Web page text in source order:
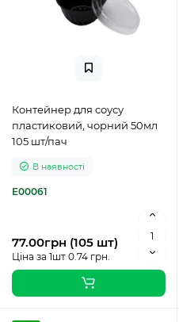
Контейнер для соусу
пластиковий, чорний 50мл
105 шт/пач
В наявності
E00061
77.00грн (105 шт)
Ціна за 1шт 0.74 грн.